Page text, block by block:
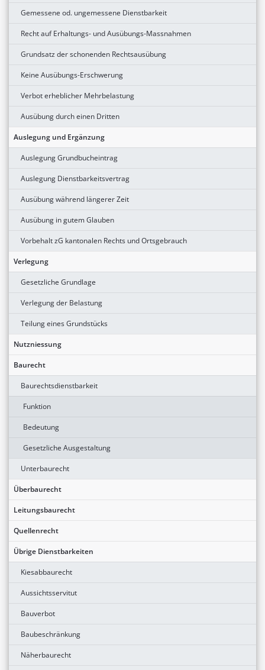
Gemessene od. ungemessene Dienstbarkeit
Recht auf Erhaltungs- und Ausübungs-Massnahmen
Grundsatz der schonenden Rechtsausübung
Keine Ausübungs-Erschwerung
Verbot erheblicher Mehrbelastung
Ausübung durch einen Dritten
Auslegung und Ergänzung
Auslegung Grundbucheintrag
Auslegung Dienstbarkeitsvertrag
Ausübung während längerer Zeit
Ausübung in gutem Glauben
Vorbehalt zG kantonalen Rechts und Ortsgebrauch
Verlegung
Gesetzliche Grundlage
Verlegung der Belastung
Teilung eines Grundstücks
Nutzniessung
Baurecht
Baurechtsdienstbarkeit
Funktion
Bedeutung
Gesetzliche Ausgestaltung
Unterbaurecht
Überbaurecht
Leitungsbaurecht
Quellenrecht
Übrige Dienstbarkeiten
Kiesabbaurecht
Aussichtsservitut
Bauverbot
Baubeschränkung
Näherbaurecht